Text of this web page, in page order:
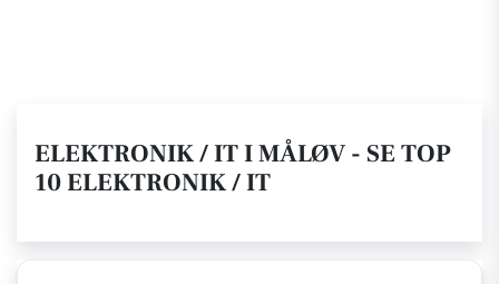
ELEKTRONIK / IT I MÅLØV - SE TOP
10 ELEKTRONIK / IT